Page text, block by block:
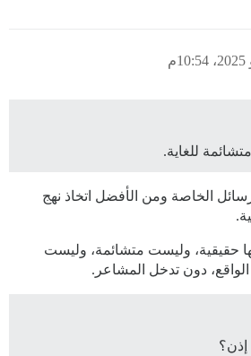
للغاية.
الخاصة ومن الأفضل اتخاذ نهج
حقيقية، وليست متشائمة، وليست
دون تدخل المشاعر.